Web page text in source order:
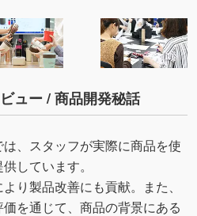
ュー / 商品開発秘話
は、スタッフが実際に商品を使
しています。
り製品改善にも貢献。また、
を通じて、商品の背景にある